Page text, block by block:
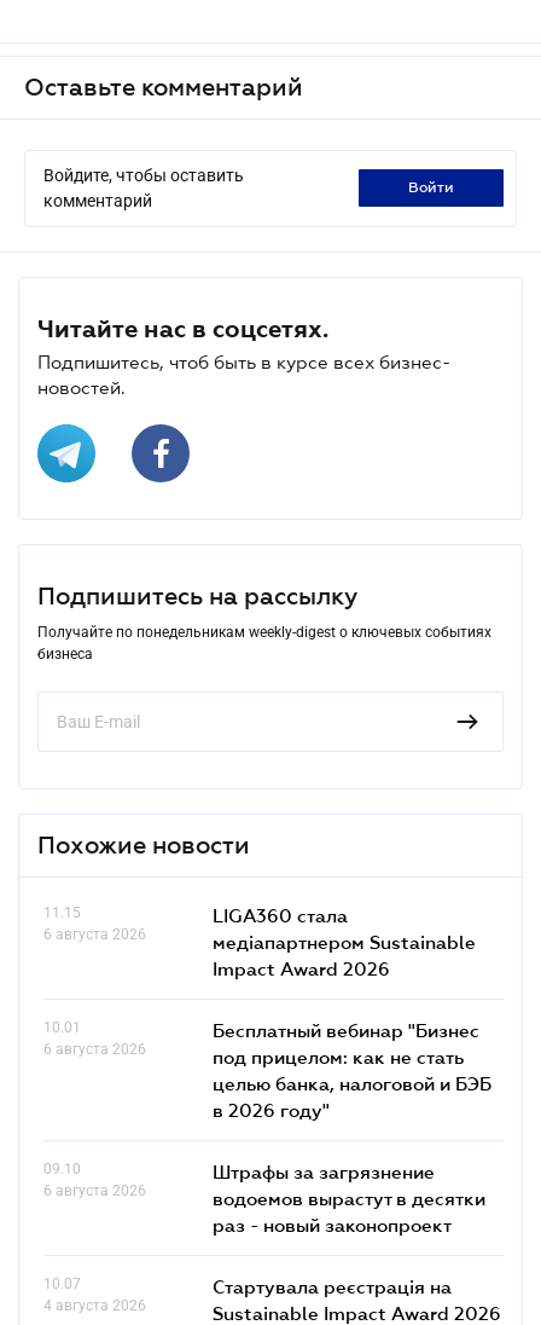
Оставьте комментарий
Войдите, чтобы оставить
комментарий
войти
Читайте нас в соцсетях.
Подпишитесь, чтоб быть в курсе всех бизнес-
новостей.
Подпишитесь на рассылку
Получайте по понедельникам weekly-digest о ключевых событиях
бизнеса
Похожие новости
11.15
6 августа 2026
LIGA360 стала
медіапартнером Sustainable
Impact Award 2026
10.01
6 августа 2026
Бесплатный вебинар "Бизнес
под прицелом: как не стать
целью банка, налоговой и БЭБ
в 2026 году"
09.10
6 августа 2026
Штрафы за загрязнение
водоемов вырастут в десятки
раз - новый законопроект
10.07
4 августа 2026
Стартувала реєстрація на
Sustainable Impact Award 2026